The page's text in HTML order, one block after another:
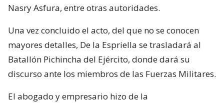
Nasry Asfura, entre otras autoridades.
Una vez concluido el acto, del que no se conocen
mayores detalles, De la Espriella se trasladará al
Batallón Pichincha del Ejército, donde dará su
discurso ante los miembros de las Fuerzas Militares.
El abogado y empresario hizo de la